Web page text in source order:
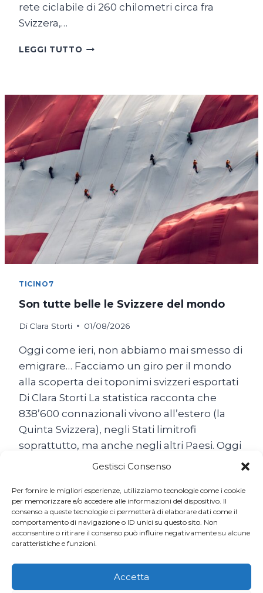
Gestisci Consenso
Per fornire le migliori esperienze, utilizziamo tecnologie come i cookie
per memorizzare e/o accedere alle informazioni del dispositivo. Il
consenso a queste tecnologie ci permetterà di elaborare dati come il
comportamento di navigazione o ID unici su questo sito. Non
acconsentire o ritirare il consenso può influire negativamente su alcune
caratteristiche e funzioni.
Accetta
rete ciclabile di 260 chilometri circa fra
Svizzera,…
LEGGI TUTTO SUL
IN
BICICLETTA
TICINO7
Son tutte belle le Svizzere del mondo
Di Clara Storti 01/08/2026
Oggi come ieri, non abbiamo mai smesso di
emigrare… Facciamo un giro per il mondo
alla scoperta dei toponimi svizzeri esportati
Di Clara Storti La statistica racconta che
838’600 connazionali vivono all’estero (la
Quinta Svizzera), negli Stati limitrofi
soprattutto, ma anche negli altri Paesi. Oggi
come ieri, non abbiamo mai smesso di
LEGGI TUTTOSON
TUTTE
BELLE
LE
DEL
MONDO